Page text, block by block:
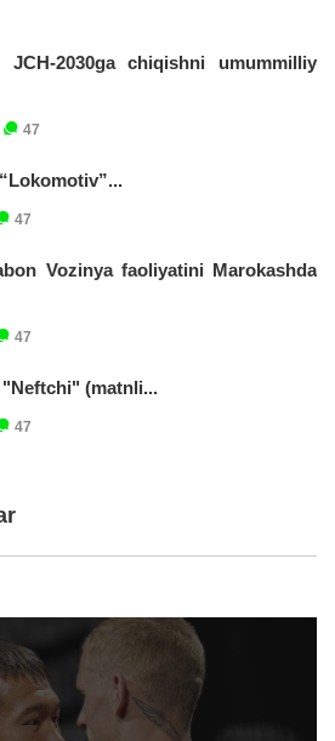
JCH-2030ga chiqishni umummilliy
47
47
Vozinya faoliyatini Marokashda
47
(matnli...
47